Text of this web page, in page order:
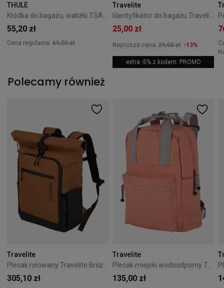
THULE
55,20 zł
Cena regularna: 69,00 zł
Travelite
25,00 zł
Najniższa cena: 29,00 zł -13%
extra -5% z kodem: PROMO
Polecamy również
Travelite
305,10 zł
Travelite
135,00 zł